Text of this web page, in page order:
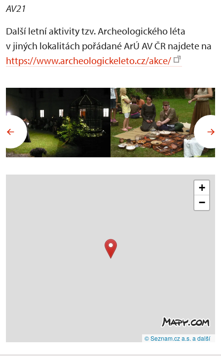
AV21
Další letní aktivity tzv. Archeologického léta
v jiných lokalitách pořádané ArÚ AV ČR najdete na
https://www.archeologickeleto.cz/akce/
+
−
© Seznam.cz a.s. a další